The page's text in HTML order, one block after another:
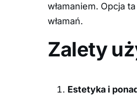
włamaniem. Opcja
włamań.
Zalety
Estetyka i